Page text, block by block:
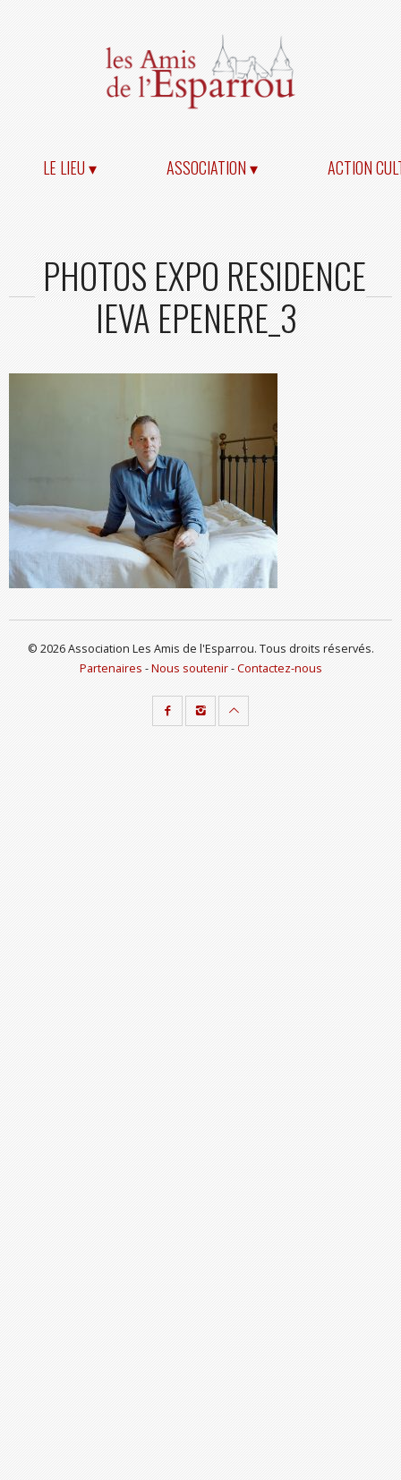
LE LIEU ▾ ASSOCIATION ▾ ACTION
PHOTOS EXPO RESIDENCE
IEVA EPENERE_3
© 2026 Association Les Amis de l'Esparrou. Tous droits réservés.
Partenaires -Nous soutenir-Contactez-nous